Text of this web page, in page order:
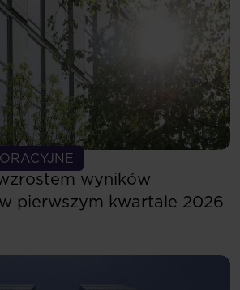
wyników
pierwszym kwartale 2026